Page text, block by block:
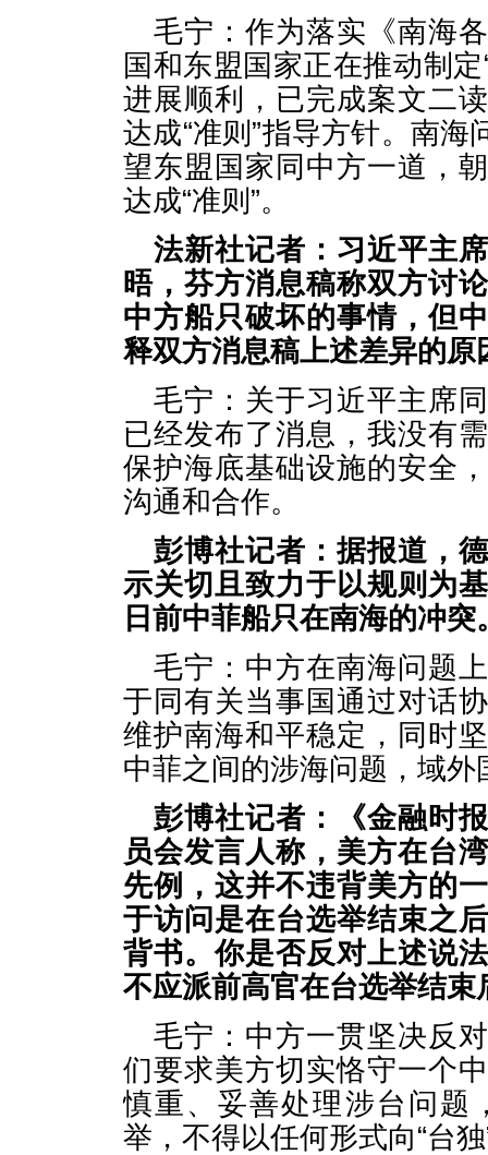
毛宁：作为落实《南海
国和东盟国家正在推动制
进展顺利，已完成案文二
达成“准则”指导方针。南
望东盟国家同中方一道，
达成“准则”。
法新社记者：习近平主
晤，芬方消息稿称双方讨
中方船只破坏的事情，但
释双方消息稿上述差异的
毛宁：关于习近平主席
已经发布了消息，我没有
保护海底基础设施的安全
沟通和合作。
彭博社记者：据报道，
示关切且致力于以规则为
日前中菲船只在南海的冲
毛宁：中方在南海问题
于同有关当事国通过对话
维护南海和平稳定，同时
中菲之间的涉海问题，域外
彭博社记者：《金融时
员会发言人称，美方在台
先例，这并不违背美方的
于访问是在台选举结束之
背书。你是否反对上述说
不应派前高官在台选举结束
毛宁：中方一贯坚决反
们要求美方切实恪守一个
慎重、妥善处理涉台问题
举，不得以任何形式向“台